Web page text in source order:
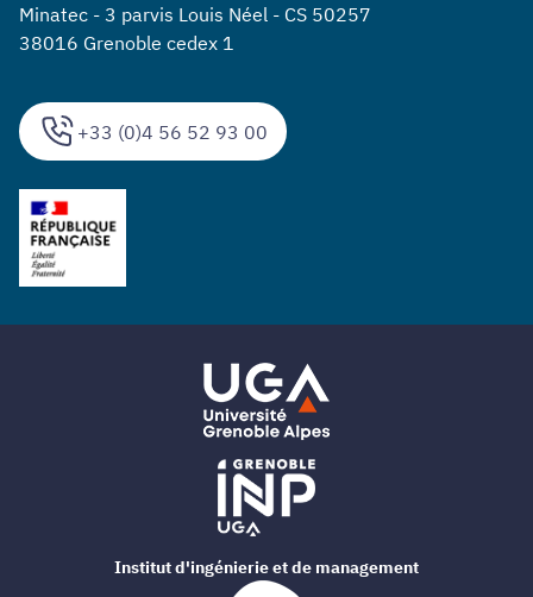
+33 (0)4 56 52 93 00
Minatec - 3 parvis Louis Néel - CS 50257
38016 Grenoble cedex 1
Institut d'ingénierie et de management